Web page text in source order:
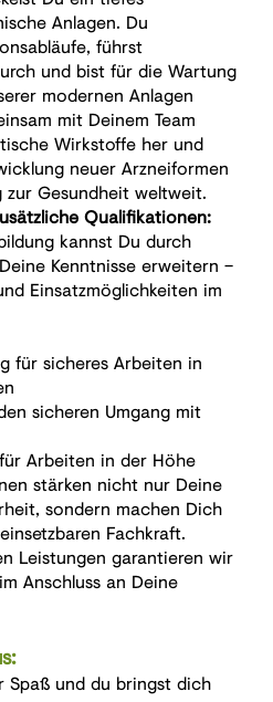
Anlagen. Du
führst
und bist für die Wartung
modernen Anlagen
mit Deinem Team
Wirkstoffe her und
neuer Arzneiformen
Gesundheit weltweit.
Qualifikationen:
kannst Du durch
Kenntnisse erweitern –
Einsatzmöglichkeiten im
für sicheres Arbeiten in
sicheren Umgang mit
Arbeiten in der Höhe
stärken nicht nur Deine
sondern machen Dich
Fachkraft.
Leistungen garantieren wir
Anschluss an Deine
Spaß und du bringst dich